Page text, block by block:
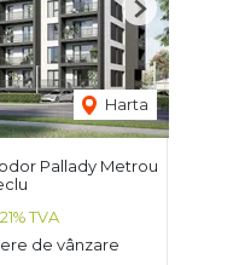
Harta
Next
Pallady Metrou
TVA
de vânzare